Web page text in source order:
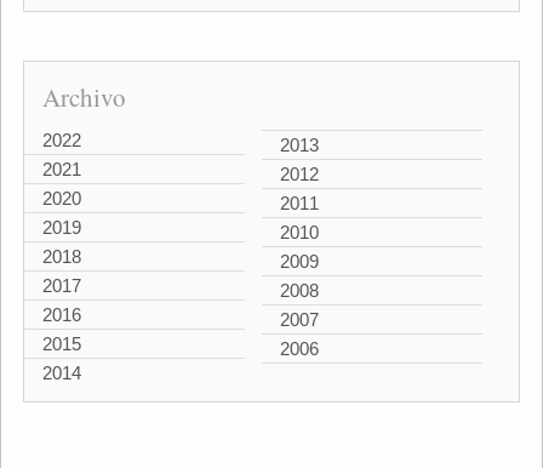
Archivo
2022
2021
2020
2019
2018
2017
2016
2015
2014
2013
2012
2011
2010
2009
2008
2007
2006